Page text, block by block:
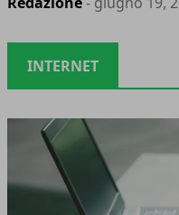
INTERNET